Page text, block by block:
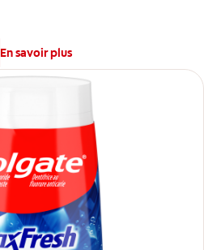
En savoir plus